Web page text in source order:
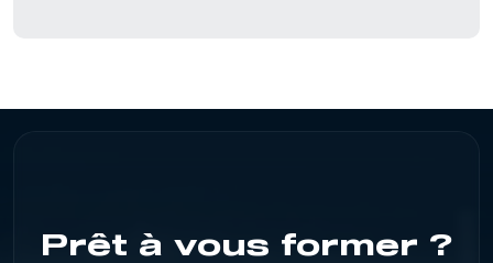
Prêt à vous former ?